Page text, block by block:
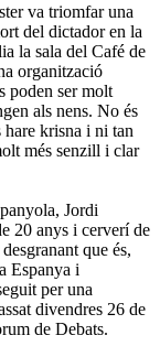
va triomfar una
del dictador en la
la sala del Café de
organització
poden ser molt
als nens. No és
hare krisna i ni tan
més senzill i clar
Jordi
20 anys i cerverí de
que és,
Espanya i
per una
divendres 26 de
de Debats.